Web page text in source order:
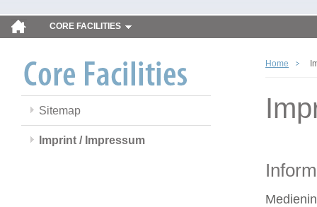
CORE FACILITIES
Sitemap
Imprint / Impressum
Home